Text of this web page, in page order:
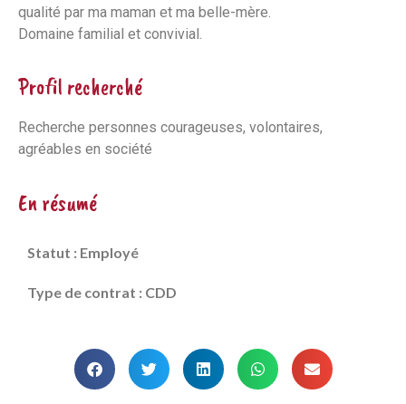
qualité par ma maman et ma belle-mère.
Domaine familial et convivial.
Profil recherché
Recherche personnes courageuses, volontaires,
agréables en société
En résumé
Statut : Employé
Type de contrat : CDD